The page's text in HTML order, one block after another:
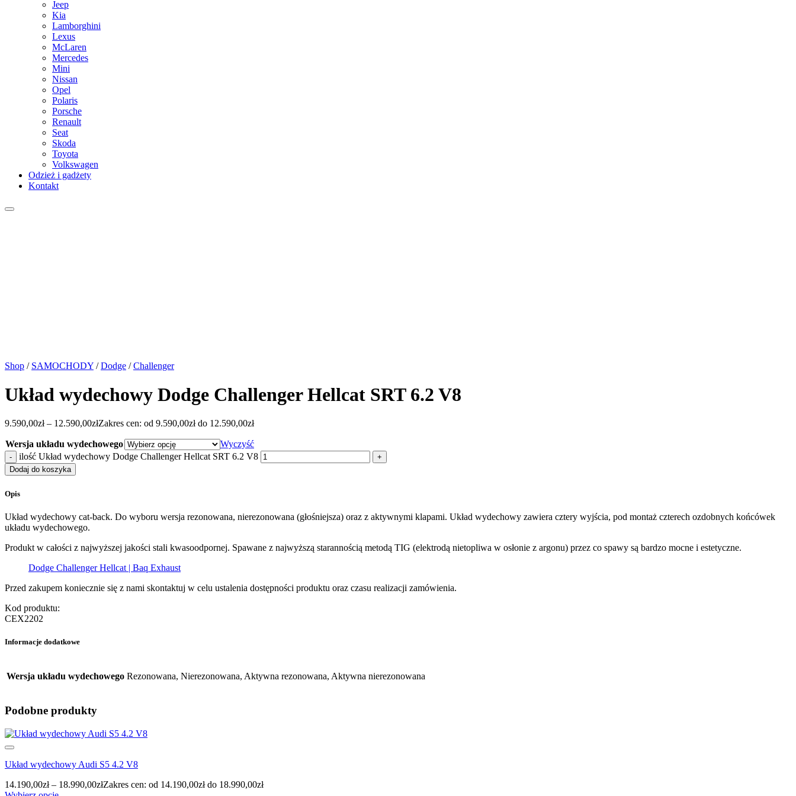
Jeep
Kia
Lamborghini
Lexus
McLaren
Mercedes
Mini
Nissan
Opel
Polaris
Porsche
Renault
Seat
Skoda
Toyota
Volkswagen
Odzież i gadżety
Kontakt
Shop / SAMOCHODY / Dodge / Challenger
Układ wydechowy Dodge Challenger Hellcat SRT 6.2 V8
9.590,00zł – 12.590,00złZakres cen: od 9.590,00zł do 12.590,00zł
Wersja układu wydechowego
Wyczyść
ilość Układ wydechowy Dodge Challenger Hellcat SRT 6.2 V8
Dodaj do koszyka
Opis
Układ wydechowy cat-back. Do wyboru wersja rezonowana, nierezonowana (głośniejsza) oraz z aktywnymi klapami. Układ wydechowy zawiera cztery wyjścia, pod montaż czterech ozdobnych końcówek
układu wydechowego.
Produkt w całości z najwyższej jakości stali kwasoodpornej. Spawane z najwyższą starannością metodą TIG (elektrodą nietopliwa w osłonie z argonu) przez co spawy są bardzo mocne i estetyczne.
Dodge Challenger Hellcat | Baq Exhaust
Przed zakupem koniecznie się z nami skontaktuj w celu ustalenia dostępności produktu oraz czasu realizacji zamówienia.
Kod produktu:
CEX2202
Informacje dodatkowe
Wersja układu wydechowego Rezonowana, Nierezonowana, Aktywna rezonowana, Aktywna nierezonowana
Podobne produkty
Układ wydechowy Audi S5 4.2 V8
14.190,00zł – 18.990,00złZakres cen: od 14.190,00zł do 18.990,00zł